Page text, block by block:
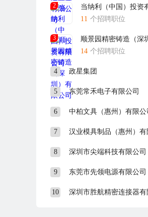
2
当纳利（中国）投资
11 个招聘职位
3
顺景园精密铸造（深
14 个招聘职位
4 政星集团
5 东莞常禾电子有限公司
6 中柏文具（惠州）有限公
7 汉业模具制品（惠州）有
8 深圳市尖端科技有限公司
9 东莞市先领电源有限公司
10 深圳市胜航精密连接器有